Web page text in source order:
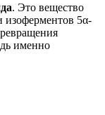
. Это вещество
изоферментов 5α-
именно